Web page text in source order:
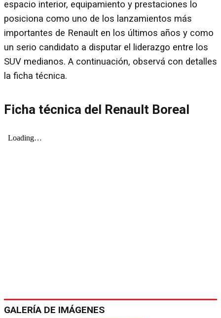
espacio interior, equipamiento y prestaciones lo
posiciona como uno de los lanzamientos más
importantes de Renault en los últimos años y como
un serio candidato a disputar el liderazgo entre los
SUV medianos. A continuación, observá con detalles
la ficha técnica.
Ficha técnica del Renault Boreal
GALERÍA DE IMÁGENES